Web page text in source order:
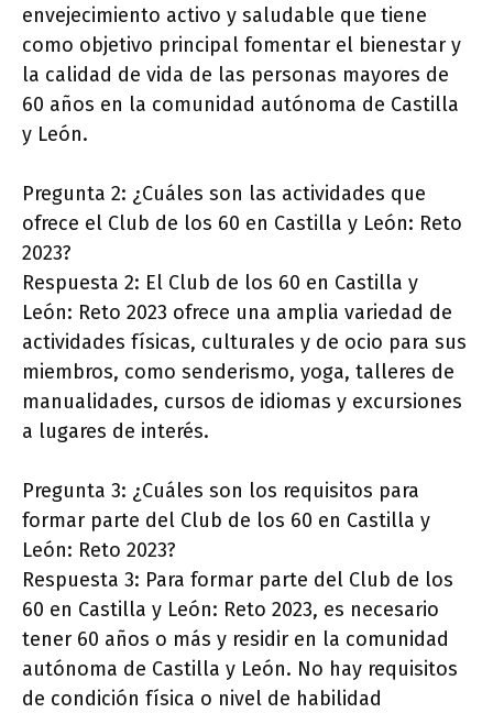
envejecimiento activo y saludable que tiene
como objetivo principal fomentar el bienestar y
la calidad de vida de las personas mayores de
60 años en la comunidad autónoma de Castilla
y León.
Pregunta 2: ¿Cuáles son las actividades que
ofrece el Club de los 60 en Castilla y León: Reto
2023?
Respuesta 2: El Club de los 60 en Castilla y
León: Reto 2023 ofrece una amplia variedad de
actividades físicas, culturales y de ocio para sus
miembros, como senderismo, yoga, talleres de
manualidades, cursos de idiomas y excursiones
a lugares de interés.
Pregunta 3: ¿Cuáles son los requisitos para
formar parte del Club de los 60 en Castilla y
León: Reto 2023?
Respuesta 3: Para formar parte del Club de los
60 en Castilla y León: Reto 2023, es necesario
tener 60 años o más y residir en la comunidad
autónoma de Castilla y León. No hay requisitos
de condición física o nivel de habilidad